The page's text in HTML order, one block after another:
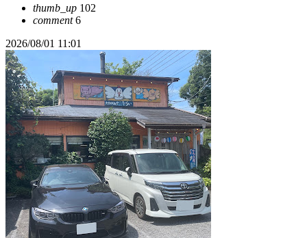
thumb_up 102
comment6
2026/08/01 11:01